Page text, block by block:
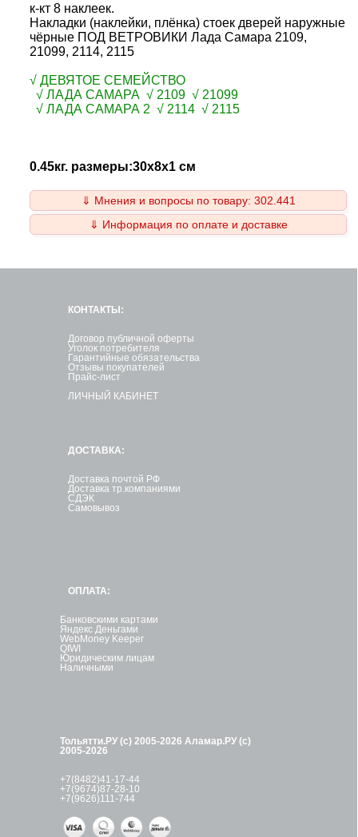
к-кт 8 наклеек.
Накладки (наклейки, плёнка) стоек дверей наружные
чёрные ПОД ВЕТРОВИКИ Лада Самара 2109,
21099, 2114, 2115
√ ДЕВЯТОЕ СЕМЕЙСТВО
√ ЛАДА САМАРА √ 2109 √ 21099
√ ЛАДА САМАРА 2 √ 2114 √ 2115
0.45кг. размеры:30x8x1 см
⇓ Мнения и вопросы по товару: 302.441
⇓ Информация по оплате и доставке
КОНТАКТЫ:
Договор публичной оферты
Уголок потребителя
Гарантийные обязательства
Отзывы покупателей
Прайс-лист
ЛИЧНЫЙ КАБИНЕТ
ДОСТАВКА:
Доставка почтой РФ
Доставка тр.компаниями
СДЭК
Самовывоз
ОПЛАТА:
Банковскими картами
Яндекс Деньгами
WebMoney Keeper
QIWI
Юридическим лицам
Наличными
Тольятти.РУ (с) 2005-2026 Аламар.РУ (с)
2005-2026
+7(8482)41-17-44
+7(9674)87-28-10
+7(9626)111-744